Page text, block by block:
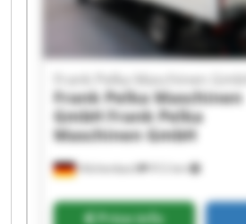
Hilchenbach 912 km
Frank Pelka Maschinen GmbH
Frank Pelka Maschinen
GmbHFrank Pelka
Maschinen GmbH
Price info